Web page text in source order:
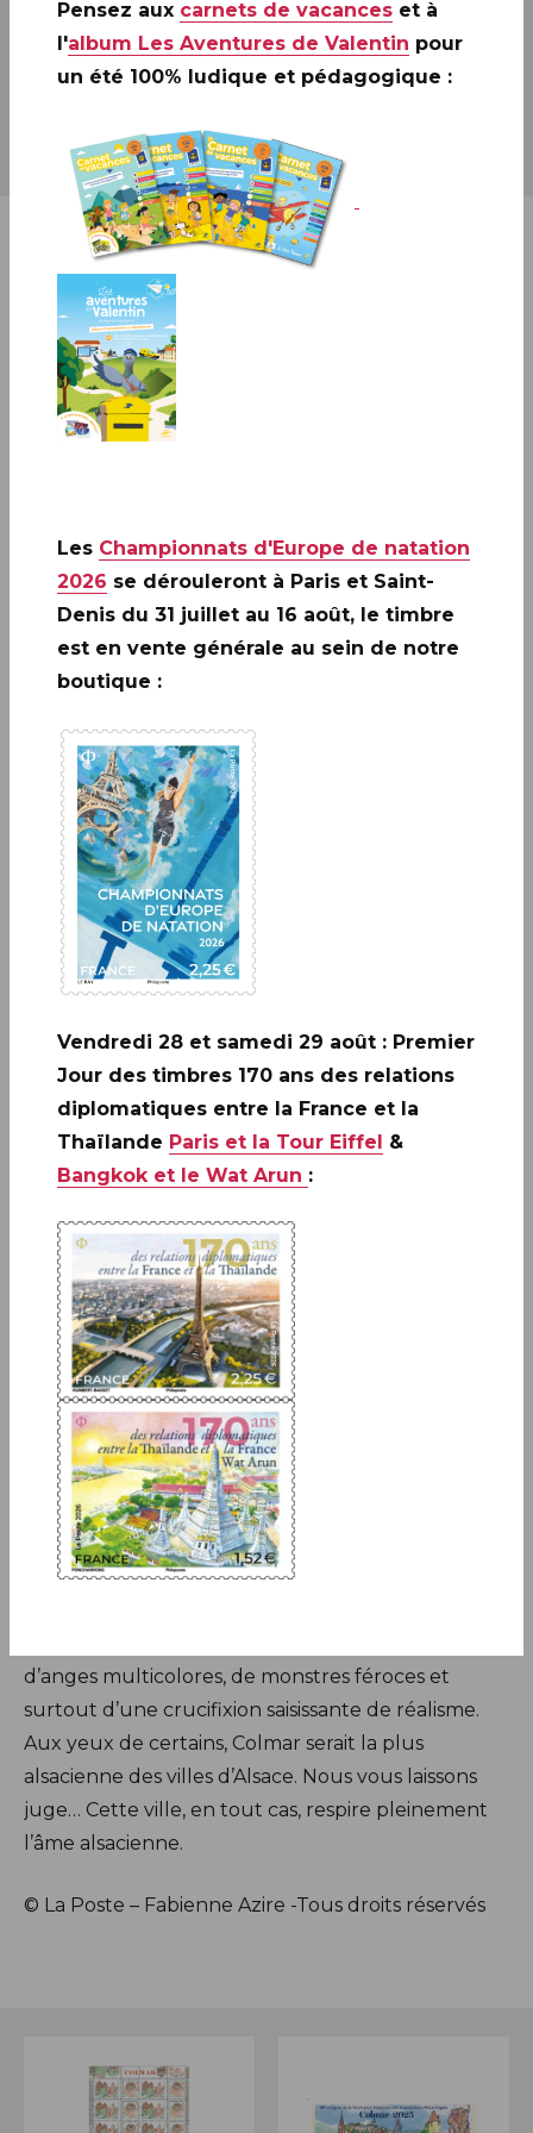
Sitewww.laposte.fr
Sur réservation auprès de votre buraliste
À la découverte de Colmar…
Avec ses hautes maisons à pans de bois vivement
colorées que soulignent les balcons fleuris, Colmar
est un joyau qui séduit par son homogénéité
Fédération française des associations philatéliques
comme le rappelle la vignette attenante au
timbre. Celle-ci évoque un autre trésor régional :
les spécialités gourmandes, de l’emblématique
kouglof aux petits pains d’épice en passant par les
Le vieux Colmar s’organise autour de la collégiale
Saint-Martin, édifiée au XIIIe siècle, oeuvre
majeure de l’architecture gothique en Alsace, et
se découvre en flânant au gré de ses ruelles. On
ne se lasse pas d’admirer les bâtisses médiévales à
colombages souvent décorées d’enseignes dont
les plus anciennes datent du XVe siècle. On
navigue aussi sur les canaux de la Petite Venise et
originales habitations en hauteur, dont les greniers
servaient à faire sécher les peaux.
Les édifices racontent l’époque de l’origine de la
puissance économique de la cité. Au premier
étage du Koïfhus, plus ancien bâtiment public de
la Décapole évoquent cette puissante ligue qui
réunit de 1354 à 1679 dix villes libres alsaciennes au
sein du Saint-Empire romain germanique. La
maison Pfister (1537) ou encore la maison des Têtes
(1609), de style Renaissance allemande, comme
tant d’autres maisons bourgeoises de Colmar,
témoignent de la prospérité des marchands
colmariens.
On vient de loin pour contempler le bouleversant
retable d’Issenheim, trésor du musée Unterlinden.
Ce chef-d’oeuvre de Grünewald, l’un des plus
d’anges multicolores, de monstres féroces et
surtout d’une crucifixion saisissante de réalisme.
Aux yeux de certains, Colmar serait la plus
alsacienne des villes d’Alsace. Nous vous laissons
juge… Cette ville, en tout cas, respire pleinement
l’âme alsacienne.
© La Poste – Fabienne Azire -Tous droits réservés
Pensez aux carnets de vacances et à
l'album Les Aventures de Valentin pour
un été 100% ludique et pédagogique :
Les Championnats d'Europe de natation
2026 se dérouleront à Paris et Saint-
Denis du 31 juillet au 16 août, le timbre
est en vente générale au sein de notre
boutique :
Vendredi 28 et samedi 29 août : Premier
Jour des timbres 170 ans des relations
diplomatiques entre la France et la
Thaïlande Paris et la Tour Eiffel &
Bangkok et le Wat Arun :